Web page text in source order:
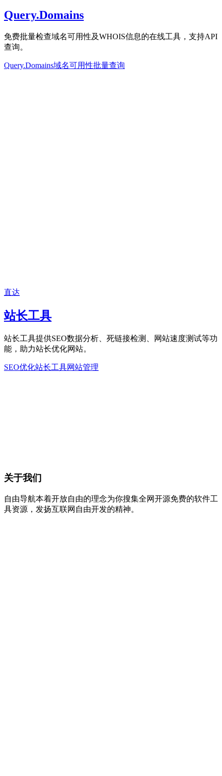
Query.Domains
免费批量检查域名可用性及WHOIS信息的在线工具，支持API
查询。
Query.Domains域名可用性批量查询
直达
站长工具
站长工具提供SEO数据分析、死链接检测、网站速度测试等功
能，助力站长优化网站。
SEO优化站长工具网站管理
关于我们
自由导航本着开放自由的理念为你搜集全网开源免费的软件工
具资源，发扬互联网自由开发的精神。